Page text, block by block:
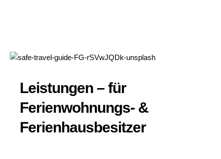
Leistungen – für
Ferienwohnungs- &
Ferienhausbesitzer